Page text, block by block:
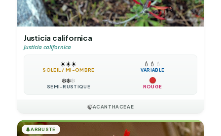
Justicia californica
Justicia californica
☀️☀️☀️
SOLEIL / MI-OMBRE
💧 💧 💧
VARIABLE
❄️❄️❄️
SEMI-RUSTIQUE ROUGE
🍃ACANTHACEAE
🌲ARBUSTE